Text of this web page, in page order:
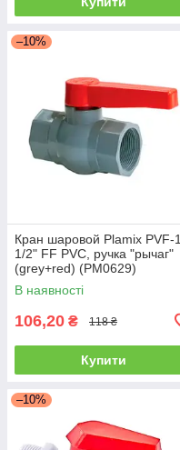
–10%
Кран шаровой Plamix PVF-1
1/2" FF PVC, ручка "рычаг"
(grey+red) (PM0629)
В наявності
106,20 ₴ 118 ₴
Купити
–10%